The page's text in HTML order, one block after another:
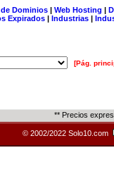
Dominios| Web Hosting |
Expirados | Industrias |
[Pág.
** Precios
© 2002/2022 Solo10.com